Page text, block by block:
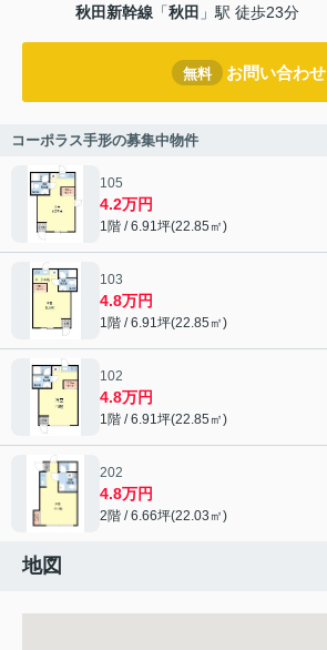
秋田新幹線 「秋田 」駅 徒歩23分
無料 お問い合わせ
コーポラス手形の募集中物件
105
4.2万円
1階 / 6.91坪(22.85㎡)
103
4.8万円
1階 / 6.91坪(22.85㎡)
102
4.8万円
1階 / 6.91坪(22.85㎡)
202
4.8万円
2階 / 6.66坪(22.03㎡)
地図